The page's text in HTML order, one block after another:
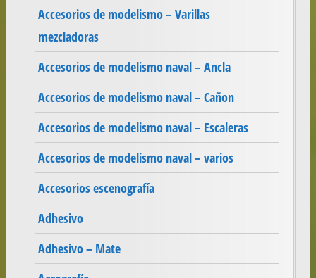
Accesorios de modelismo – Varillas
mezcladoras
Accesorios de modelismo naval – Ancla
Accesorios de modelismo naval – Cañon
Accesorios de modelismo naval – Escaleras
Accesorios de modelismo naval – varios
Accesorios escenografía
Adhesivo
Adhesivo – Mate